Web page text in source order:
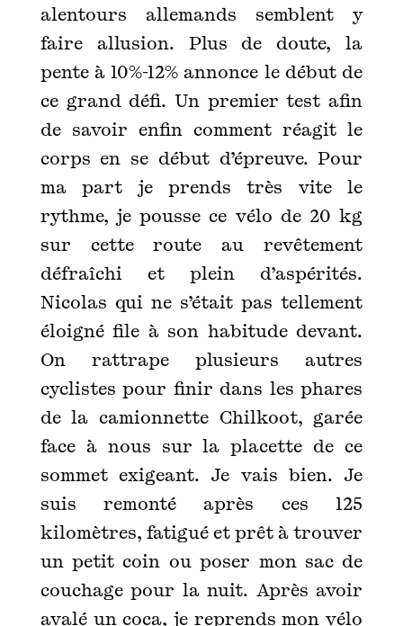
alentours allemands semblent y
faire allusion. Plus de doute, la
pente à 10%-12% annonce le début de
ce grand défi. Un premier test afin
de savoir enfin comment réagit le
corps en se début d’épreuve. Pour
ma part je prends très vite le
rythme, je pousse ce vélo de 20 kg
sur cette route au revêtement
défraîchi et plein d’aspérités.
Nicolas qui ne s’était pas tellement
éloigné file à son habitude devant.
On rattrape plusieurs autres
cyclistes pour finir dans les phares
de la camionnette Chilkoot, garée
face à nous sur la placette de ce
sommet exigeant. Je vais bien. Je
suis remonté après ces 125
kilomètres, fatigué et prêt à trouver
un petit coin ou poser mon sac de
couchage pour la nuit. Après avoir
avalé un coca, je reprends mon vélo